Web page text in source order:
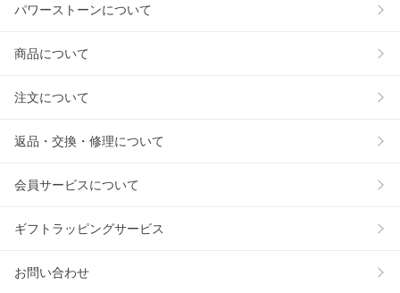
パワーストーンについて
商品について
注文について
返品・交換・修理について
会員サービスについて
ギフトラッピングサービス
お問い合わせ